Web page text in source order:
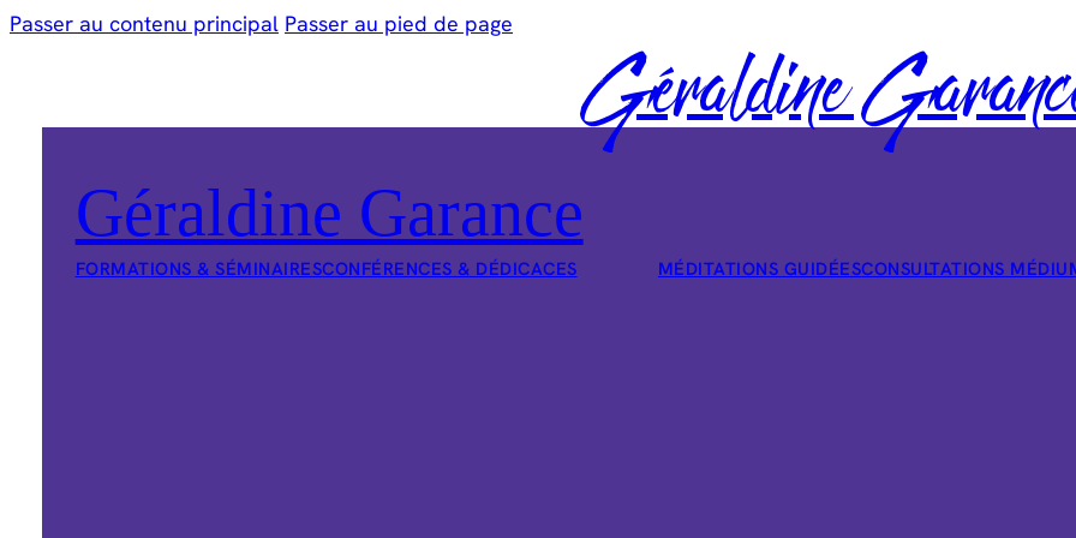
Passer au contenu principal Passer au pied de page
Géraldine
Géraldine Garance
FORMATIONS & SÉMINAIRESCONFÉRENCES & DÉDICACES MÉDITATIONS GUIDÉESCONSULTATIONS